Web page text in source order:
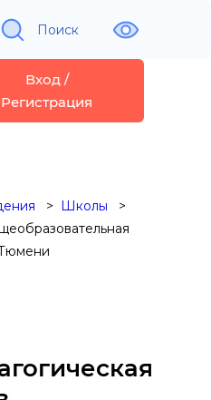
Поиск
Вход /
Регистрация
Школы